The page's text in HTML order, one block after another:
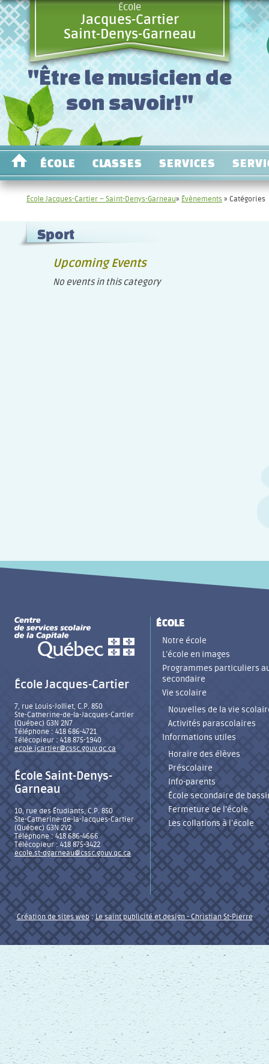
École
Jacques-Cartier
Saint-Denys-Garneau
"Être le musicien de
son savoir!"
ÉCOLE CLASSES SERVICES
École Jacques-Cartier – Saint-Denys-Garneau» Évènements » Catégories
Sport
Upcoming Events
No events in this category
École Jacques-Cartier
7, rue Louis-Jolliet, C.P. 850
Ste-Catherine-de-la-Jacques-Cartier
(Québec) G3N 2N7
Téléphone : 418 686-4721
Télécopieur : 418 875-1940
ecole.jcartier@cssc.gouv.qc.ca
École Saint-Denys-
Garneau
10, rue des Étudiants, C.P. 850
Ste-Catherine-de-la-Jacques-Cartier
(Québec) G3N 2V2
Téléphone : 418 686-4666
Télécopieur : 418 875-3422
ecole.st-dgarneau@cssc.gouv.qc.ca
ÉCOLE
Notre école
L’école en images
Programmes particuliers
secondaire
Vie scolaire
Nouvelles de la vie
Activités parascolaires
Informations utiles
Horaire des élèves
Préscolaire
Info-parents
École secondaire de
Fermeture de l’école
Les collations à l’école
Création de sites web:Le saint publicité et design- Christian St-Pierre